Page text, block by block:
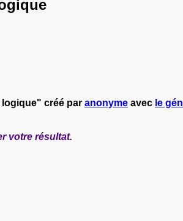
créé par anonyme avec le
votre résultat.